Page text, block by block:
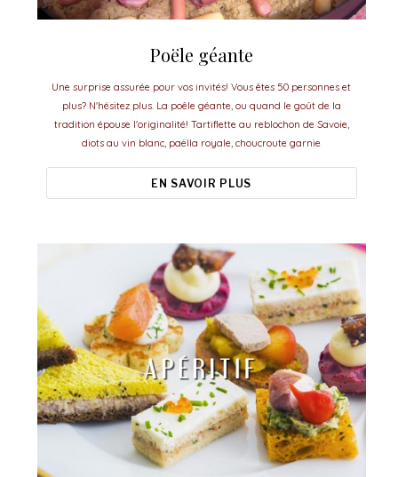
Poële géante
Une surprise assurée pour vos invités! Vous êtes 50 personnes et
plus? N'hésitez plus. La poêle géante, ou quand le goût de la
tradition épouse l'originalité! Tartiflette au reblochon de Savoie,
diots au vin blanc, paëlla royale, choucroute garnie
EN SAVOIR PLUS